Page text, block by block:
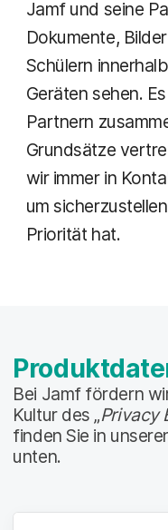
Jamf und seine
Dokumente,
Schülern
Geräten sehen.
Partnern
Grundsätze
wir immer in
um
Priorität hat.
Bei Jamf fördern
Kultur des „Privacy
finden Sie in
unten.